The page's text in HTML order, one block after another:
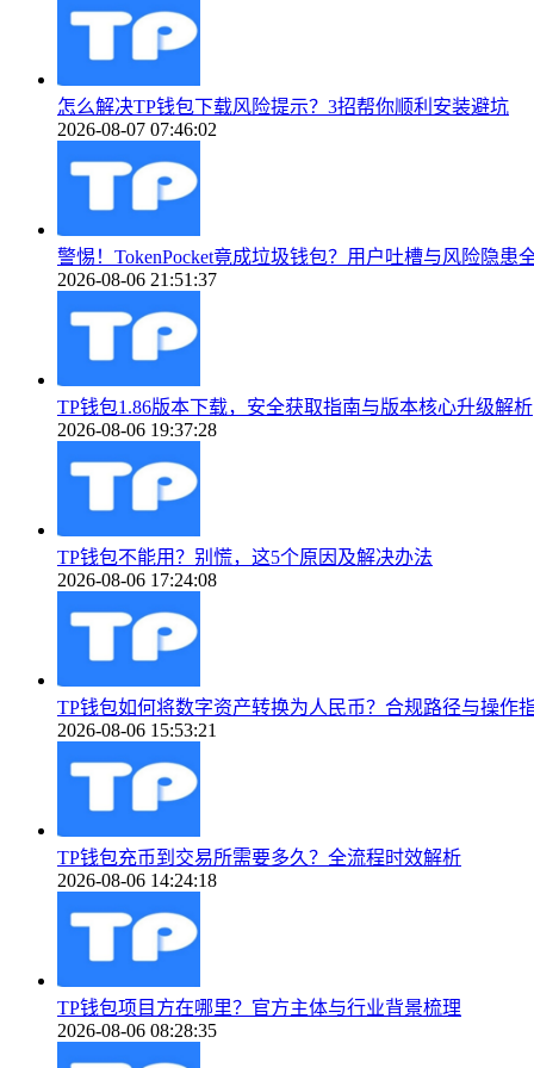
怎么解决TP钱包下载风险提示？3招帮你顺利安装避坑
2026-08-07 07:46:02
警惕！TokenPocket竟成垃圾钱包？用户吐槽与风险隐患
2026-08-06 21:51:37
TP钱包1.86版本下载，安全获取指南与版本核心升级解析
2026-08-06 19:37:28
TP钱包不能用？别慌，这5个原因及解决办法
2026-08-06 17:24:08
TP钱包如何将数字资产转换为人民币？合规路径与操作
2026-08-06 15:53:21
TP钱包充币到交易所需要多久？全流程时效解析
2026-08-06 14:24:18
TP钱包项目方在哪里？官方主体与行业背景梳理
2026-08-06 08:28:35